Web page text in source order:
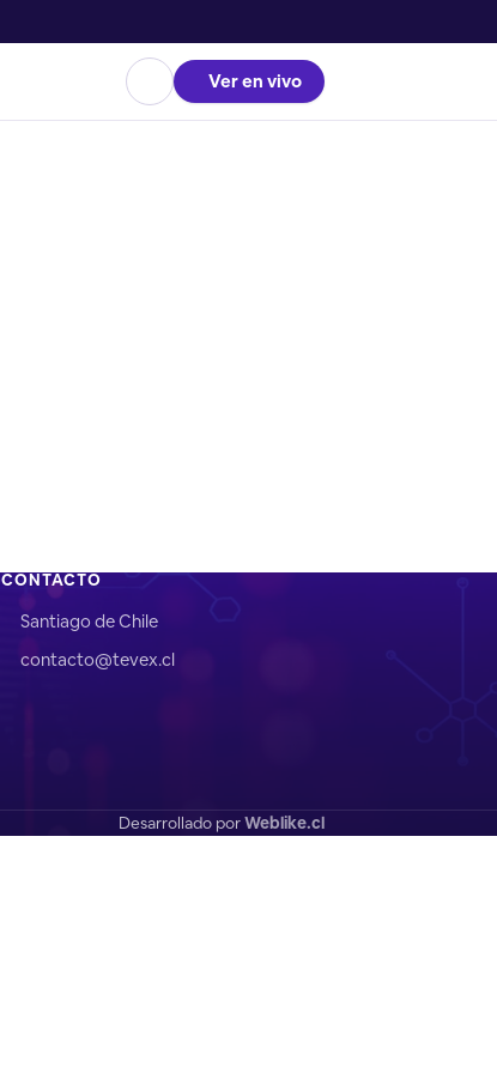
Ver en vivo
CONTACTO
Santiago de Chile
contacto@tevex.cl
Desarrollado porWeblike.cl